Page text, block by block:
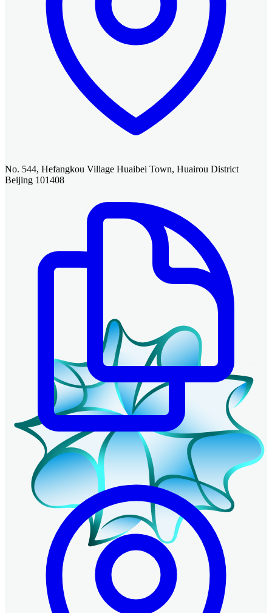
No. 544, Hefangkou Village Huaibei Town, Huairou District
Beijing 101408